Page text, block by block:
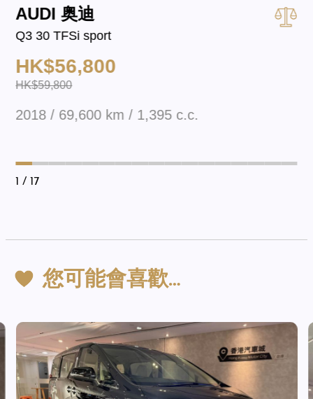
AUDI 奥迪
Q3 30 TFSi sport
HK$56,800
HK$59,800
2018 / 69,600 km / 1,395 c.c.
1 / 17
您可能會喜歡…